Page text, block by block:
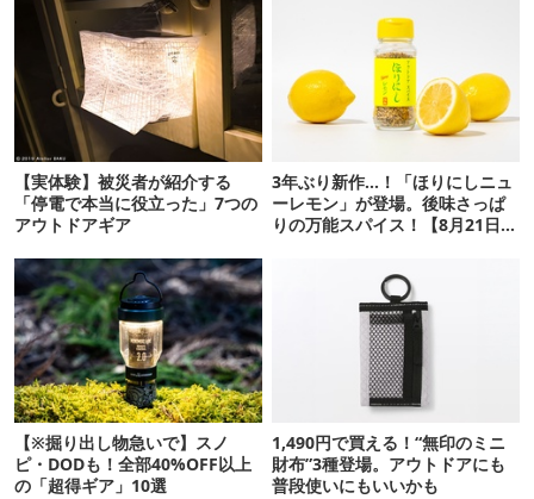
【実体験】被災者が紹介する
「停電で本当に役立った」7つの
アウトドアギア
3年ぶり新作…！「ほりにしニュ
ーレモン」が登場。後味さっぱ
りの万能スパイス！【8月21日発
【※掘り出し物急いで】スノ
ピ・DODも！全部40%OFF以上
の「超得ギア」10選
1,490円で買える！“無印のミニ
財布”3種登場。アウトドアにも
普段使いにもいいかも